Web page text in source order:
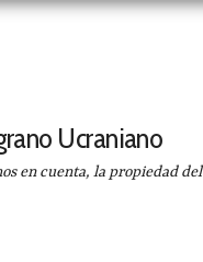
Ucraniano
en cuenta, la propiedad del